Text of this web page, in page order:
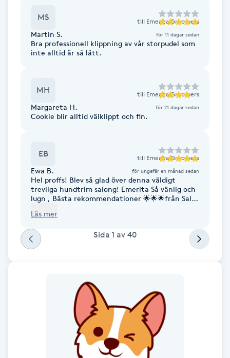
Fettreducering
Fibromassage
Fotmassage
Fotvård
Fransar
Fransförlängning Megavolym
Fransförlängning Volym
MS till Emerita Groomers
Martin S. för 11 dagar sedan
Bra professionell klippning av vår storpudel som
inte alltid är så lätt.
MH till Emerita Groomers
Margareta H. för 21 dagar sedan
Cookie blir alltid välklippt och fin.
EB till Emerita Groomers
Ewa B. för ungefär en månad sedan
Hel proffs! Blev så glad över denna väldigt
trevliga hundtrim salong! Emerita Så vänlig och
lugn , Bästa rekommendationer 🌟🌟🌟från Sally
Läs mer
Sida 1 av 40